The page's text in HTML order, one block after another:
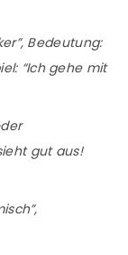
Bedeutung:
“Ich gehe mit
gut aus!